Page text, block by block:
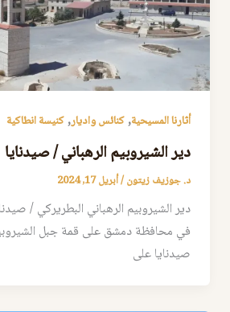
أثارنا المسيحية,كنائس واديار,كنيسة انطاكية
دير الشيروبيم الرهباني / صيدنايا
د. جوزيف زيتون/أبريل 17, 2024
دير الشيروبيم الرهباني البطريركي /
في محافظة دمشق على قمة جبل
صيدنايا على